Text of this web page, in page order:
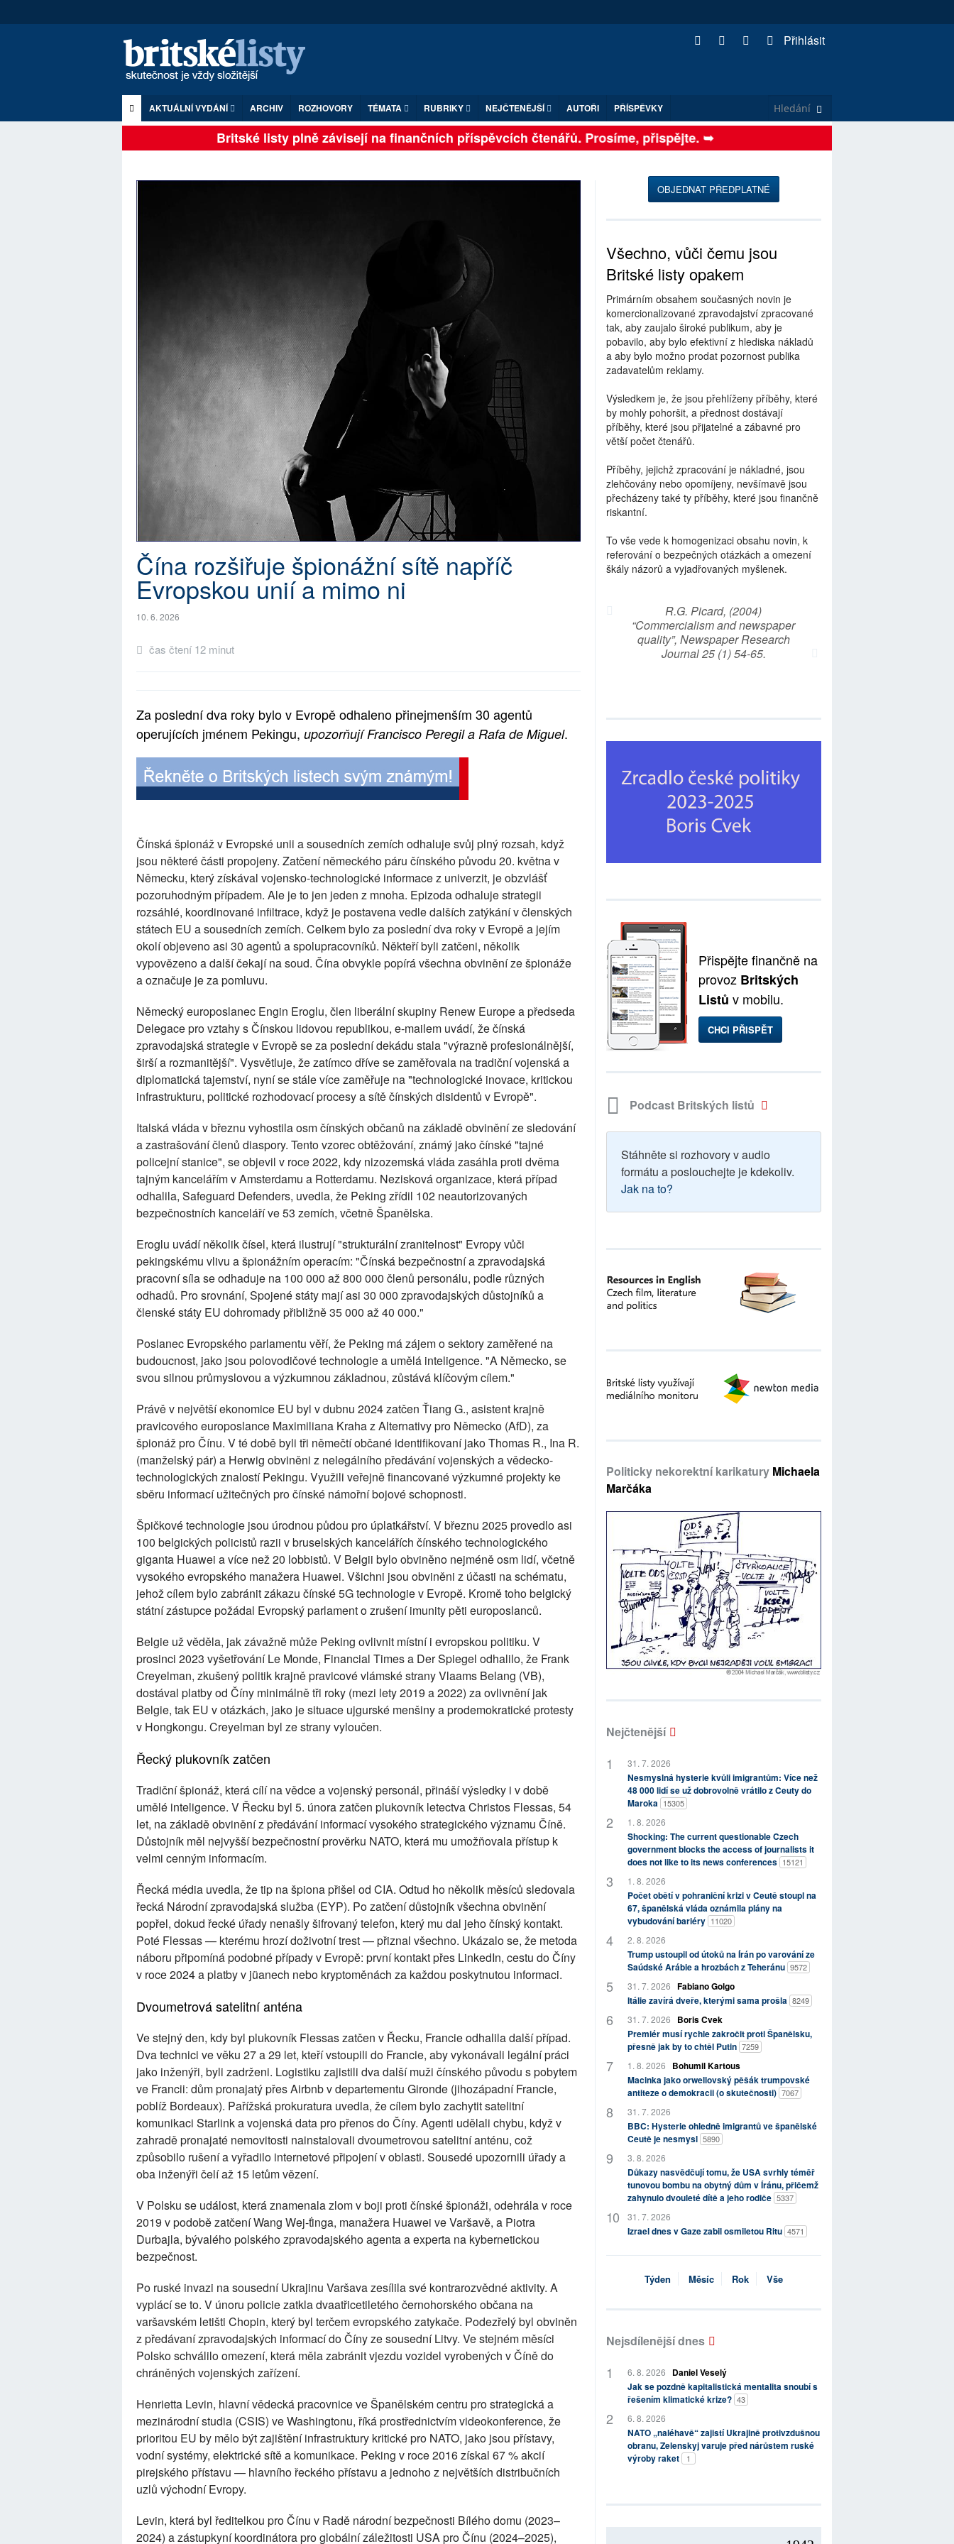
Přihlásit
AKTUÁLNÍ VYDÁNÍ ARCHIV ROZHOVORY TÉMATA RUBRIKY NEJČTENĚJŠÍ AUTOŘI PŘÍSPĚVKY
Britské listy plně závisejí na finančních příspěvcích čtenářů. Prosíme, přispějte. ➥
Čína rozšiřuje špionážní sítě napříč
Evropskou unií a mimo ni
10. 6. 2026
čas čtení 12 minut
Za poslední dva roky bylo v Evropě odhaleno přinejmenším 30 agentů
operujících jménem Pekingu, upozorňují Francisco Peregil a Rafa de Miguel.
Čínská špionáž v Evropské unii a sousedních zemích odhaluje svůj plný rozsah, když
jsou některé části propojeny. Zatčení německého páru čínského původu 20. května v
Německu, který získával vojensko-technologické informace z univerzit, je obzvlášť
pozoruhodným případem. Ale je to jen jeden z mnoha. Epizoda odhaluje strategii
rozsáhlé, koordinované infiltrace, když je postavena vedle dalších zatýkání v členských
státech EU a sousedních zemích. Celkem bylo za poslední dva roky v Evropě a jejím
okolí objeveno asi 30 agentů a spolupracovníků. Někteří byli zatčeni, několik
vypovězeno a další čekají na soud. Čína obvykle popírá všechna obvinění ze špionáže
a označuje je za pomluvu.
Německý europoslanec Engin Eroglu, člen liberální skupiny Renew Europe a předseda
Delegace pro vztahy s Čínskou lidovou republikou, e-mailem uvádí, že čínská
zpravodajská strategie v Evropě se za poslední dekádu stala "výrazně profesionálnější,
širší a rozmanitější". Vysvětluje, že zatímco dříve se zaměřovala na tradiční vojenská a
diplomatická tajemství, nyní se stále více zaměřuje na "technologické inovace, kritickou
infrastrukturu, politické rozhodovací procesy a sítě čínských disidentů v Evropě".
Italská vláda v březnu vyhostila osm čínských občanů na základě obvinění ze sledování
a zastrašování členů diaspory. Tento vzorec obtěžování, známý jako čínské "tajné
policejní stanice", se objevil v roce 2022, kdy nizozemská vláda zasáhla proti dvěma
tajným kancelářím v Amsterdamu a Rotterdamu. Nezisková organizace, která případ
odhalila, Safeguard Defenders, uvedla, že Peking zřídil 102 neautorizovaných
bezpečnostních kanceláří ve 53 zemích, včetně Španělska.
Eroglu uvádí několik čísel, která ilustrují "strukturální zranitelnost" Evropy vůči
pekingskému vlivu a špionážním operacím: "Čínská bezpečnostní a zpravodajská
pracovní síla se odhaduje na 100 000 až 800 000 členů personálu, podle různých
odhadů. Pro srovnání, Spojené státy mají asi 30 000 zpravodajských důstojníků a
členské státy EU dohromady přibližně 35 000 až 40 000."
Poslanec Evropského parlamentu věří, že Peking má zájem o sektory zaměřené na
budoucnost, jako jsou polovodičové technologie a umělá inteligence. "A Německo, se
svou silnou průmyslovou a výzkumnou základnou, zůstává klíčovým cílem."
Právě v největší ekonomice EU byl v dubnu 2024 zatčen Ťiang G., asistent krajně
pravicového europoslance Maximiliana Kraha z Alternativy pro Německo (AfD), za
špionáž pro Čínu. V té době byli tři němečtí občané identifikovaní jako Thomas R., Ina R.
(manželský pár) a Herwig obviněni z nelegálního předávání vojenských a vědecko-
technologických znalostí Pekingu. Využili veřejně financované výzkumné projekty ke
sběru informací užitečných pro čínské námořní bojové schopnosti.
Špičkové technologie jsou úrodnou půdou pro úplatkářství. V březnu 2025 provedlo asi
100 belgických policistů razii v bruselských kancelářích čínského technologického
giganta Huawei a více než 20 lobbistů. V Belgii bylo obviněno nejméně osm lidí, včetně
vysokého evropského manažera Huawei. Všichni jsou obviněni z účasti na schématu,
jehož cílem bylo zabránit zákazu čínské 5G technologie v Evropě. Kromě toho belgický
státní zástupce požádal Evropský parlament o zrušení imunity pěti europoslanců.
Belgie už věděla, jak závažně může Peking ovlivnit místní i evropskou politiku. V
prosinci 2023 vyšetřování Le Monde, Financial Times a Der Spiegel odhalilo, že Frank
Creyelman, zkušený politik krajně pravicové vlámské strany Vlaams Belang (VB),
dostával platby od Číny minimálně tři roky (mezi lety 2019 a 2022) za ovlivnění jak
Belgie, tak EU v otázkách, jako je situace ujgurské menšiny a prodemokratické protesty
v Hongkongu. Creyelman byl ze strany vyloučen.
Řecký plukovník zatčen
Tradiční špionáž, která cílí na vědce a vojenský personál, přináší výsledky i v době
umělé inteligence. V Řecku byl 5. února zatčen plukovník letectva Christos Flessas, 54
let, na základě obvinění z předávání informací vysokého strategického významu Číně.
Důstojník měl nejvyšší bezpečnostní prověrku NATO, která mu umožňovala přístup k
velmi cenným informacím.
Řecká média uvedla, že tip na špiona přišel od CIA. Odtud ho několik měsíců sledovala
řecká Národní zpravodajská služba (EYP). Po zatčení důstojník všechna obvinění
popřel, dokud řecké úřady nenašly šifrovaný telefon, který mu dal jeho čínský kontakt.
Poté Flessas — kterému hrozí doživotní trest — přiznal všechno. Ukázalo se, že metoda
náboru připomíná podobné případy v Evropě: první kontakt přes LinkedIn, cestu do Číny
v roce 2024 a platby v jüanech nebo kryptoměnách za každou poskytnutou informaci.
Dvoumetrová satelitní anténa
Ve stejný den, kdy byl plukovník Flessas zatčen v Řecku, Francie odhalila další případ.
Dva technici ve věku 27 a 29 let, kteří vstoupili do Francie, aby vykonávali legální práci
jako inženýři, byli zadrženi. Logistiku zajistili dva další muži čínského původu s pobytem
ve Francii: dům pronajatý přes Airbnb v departementu Gironde (jihozápadní Francie,
poblíž Bordeaux). Pařížská prokuratura uvedla, že cílem bylo zachytit satelitní
komunikaci Starlink a vojenská data pro přenos do Číny. Agenti udělali chybu, když v
zahradě pronajaté nemovitosti nainstalovali dvoumetrovou satelitní anténu, což
způsobilo rušení a vyřadilo internetové připojení v oblasti. Sousedé upozornili úřady a
oba inženýři čelí až 15 letům vězení.
V Polsku se událost, která znamenala zlom v boji proti čínské špionáži, odehrála v roce
2019 v podobě zatčení Wang Wej-ťinga, manažera Huawei ve Varšavě, a Piotra
Durbajla, bývalého polského zpravodajského agenta a experta na kybernetickou
bezpečnost.
Po ruské invazi na sousední Ukrajinu Varšava zesílila své kontrarozvědné aktivity. A
vyplácí se to. V únoru policie zatkla dvaatřicetiletého černohorského občana na
varšavském letišti Chopin, který byl terčem evropského zatykače. Podezřelý byl obviněn
z předávaní zpravodajských informací do Číny ze sousední Litvy. Ve stejném měsíci
Polsko schválilo omezení, která měla zabránit vjezdu vozidel vyrobených v Číně do
chráněných vojenských zařízení.
Henrietta Levin, hlavní vědecká pracovnice ve Španělském centru pro strategická a
mezinárodní studia (CSIS) ve Washingtonu, říká prostřednictvím videokonference, že
prioritou EU by mělo být zajištění infrastruktury kritické pro NATO, jako jsou přístavy,
vodní systémy, elektrické sítě a komunikace. Peking v roce 2016 získal 67 % akcií
pirejského přístavu — hlavního řeckého přístavu a jednoho z největších distribučních
uzlů východní Evropy.
Levin, která byl ředitelkou pro Čínu v Radě národní bezpečnosti Bílého domu (2023–
2024) a zástupkyní koordinátora pro globální záležitosti USA pro Čínu (2024–2025),
OBJEDNAT PŘEDPLATNÉ
Všechno, vůči čemu jsou
Britské listy opakem
Primárním obsahem současných novin je
komercionalizované zpravodajství zpracované
tak, aby zaujalo široké publikum, aby je
pobavilo, aby bylo efektivní z hlediska nákladů
a aby bylo možno prodat pozornost publika
zadavatelům reklamy.
Výsledkem je, že jsou přehlíženy příběhy, které
by mohly pohoršit, a přednost dostávají
příběhy, které jsou přijatelné a zábavné pro
větší počet čtenářů.
Příběhy, jejichž zpracování je nákladné, jsou
zlehčovány nebo opomíjeny, nevšímavě jsou
přecházeny také ty příběhy, které jsou finančně
riskantní.
To vše vede k homogenizaci obsahu novin, k
referování o bezpečných otázkách a omezení
škály názorů a vyjadřovaných myšlenek.
R.G. Picard, (2004)
“Commercialism and newspaper
quality”, Newspaper Research
Journal 25 (1) 54-65.
Přispějte finančně na
provoz Britských
Listů v mobilu.
CHCI PŘISPĚT
Podcast Britských listů
Stáhněte si rozhovory v audio
formátu a poslouchejte je kdekoliv.
Jak na to?
Politicky nekorektní karikatury Michaela
Marčáka
Nejčtenější
31. 7. 2026
Nesmyslná hysterie kvůli imigrantům: Více než
48 000 lidí se už dobrovolně vrátilo z Ceuty do
Maroka 15305
1. 8. 2026
Shocking: The current questionable Czech
government blocks the access of journalists it
does not like to its news conferences 15121
1. 8. 2026
Počet obětí v pohraniční krizi v Ceutě stoupl na
67, španělská vláda oznámila plány na
vybudování bariéry 11020
2. 8. 2026
Trump ustoupil od útoků na Írán po varování ze
Saúdské Arábie a hrozbách z Teheránu 9572
31. 7. 2026 Fabiano Golgo
Itálie zavírá dveře, kterými sama prošla 8249
31. 7. 2026
Boris Cvek
Premiér musí rychle zakročit proti Španělsku,
přesně jak by to chtěl Putin 7259
1. 8. 2026
Bohumil Kartous
Macinka jako orwellovský pěšák trumpovské
antiteze o demokracii (o skutečnosti) 7067
31. 7. 2026
BBC: Hysterie ohledně imigrantů ve španělské
Ceutě je nesmysl 5890
3. 8. 2026
Důkazy nasvědčují tomu, že USA svrhly téměř
tunovou bombu na obytný dům v Íránu, přičemž
zahynulo dvouleté dítě a jeho rodiče 5337
31. 7. 2026
Izrael dnes v Gaze zabil osmiletou Ritu 4571
Týden Měsíc Rok Vše
Nejsdílenější dnes
6. 8. 2026
Daniel Veselý
Jak se pozdně kapitalistická mentalita snoubí s
řešením klimatické krize? 43
6. 8. 2026
NATO „naléhavě“ zajistí Ukrajině protivzdušnou
obranu, Zelenskyj varuje před nárůstem ruské
výroby raket
1